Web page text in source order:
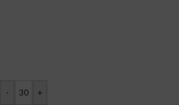
- +